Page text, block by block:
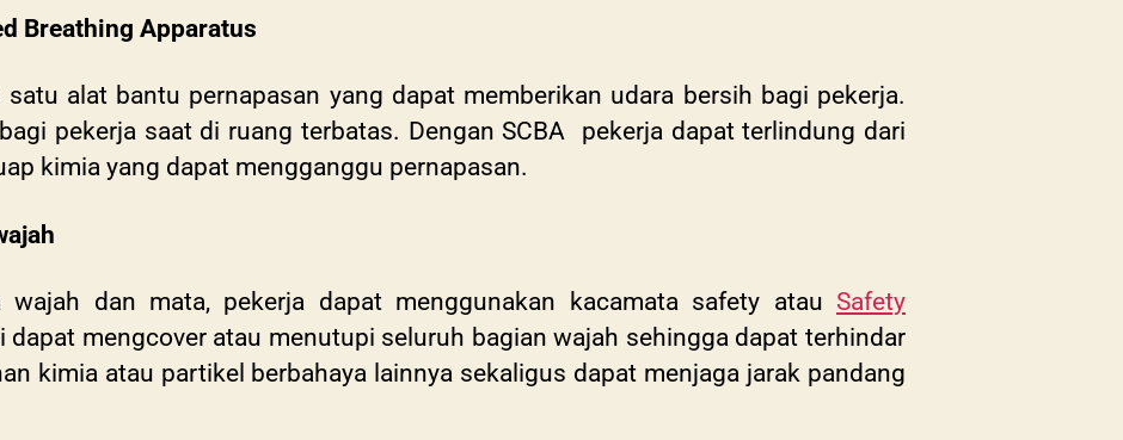
Breathing Apparatus
satu alat bantu pernapasan yang dapat memberikan udara bersih bagi pekerja.
pekerja saat di ruang terbatas. Dengan SCBA pekerja dapat terlindung dari
kimia yang dapat mengganggu pernapasan.
wajah dan mata, pekerja dapat menggunakan kacamata safety atau Safety
dapat mengcover atau menutupi seluruh bagian wajah sehingga dapat terhindar
kimia atau partikel berbahaya lainnya sekaligus dapat menjaga jarak pandang